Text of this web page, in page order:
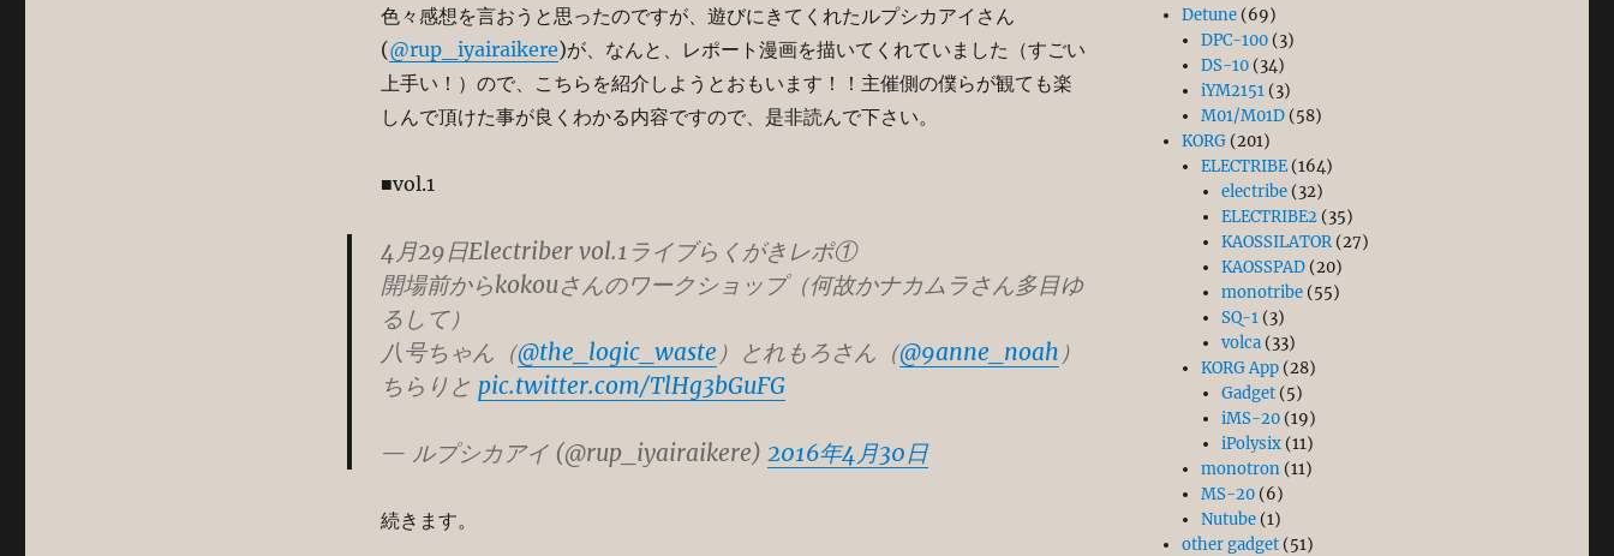
色々感想を言おうと思ったのですが、遊びにきてくれたルプシカアイさん
(@rup_iyairaikere)が、なんと、レポート漫画を描いてくれていました（すごい
上手い！）ので、こちらを紹介しようとおもいます！！主催側の僕らが観ても楽
しんで頂けた事が良くわかる内容ですので、是非読んで下さい。
■vol.1
4月29日Electriber vol.1ライブらくがきレポ①
開場前からkokouさんのワークショップ（何故かナカムラさん多目ゆ
るして）
八号ちゃん（@the_logic_waste ）とれもろさん（@9anne_noah ）
ちらりと pic.twitter.com/TlHg3bGuFG
— ルプシカアイ (@rup_iyairaikere) 2016年4月30日
続きます。
Detune (69)
DPC-100 (3)
DS-10 (34)
iYM2151 (3)
M01/M01D (58)
KORG (201)
ELECTRIBE (164)
electribe(32)
ELECTRIBE2(35)
KAOSSILATOR(27)
KAOSSPAD(20)
monotribe(55)
SQ-1(3)
volca(33)
KORG App (28)
Gadget(5)
iMS-20(19)
iPolysix(11)
monotron (11)
MS-20 (6)
Nutube (1)
other gadget (51)